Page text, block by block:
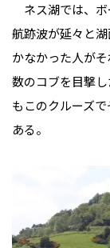
ネス湖では、ボ
航跡波が延々と
かなかった人が
数のコブを目撃
もこのクルーズ
ある。